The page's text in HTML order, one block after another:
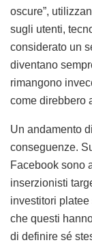
oscure”,
sugli utenti,
considerato un
diventano
rimangono
come direbbero
Un andamento
conseguenze.
Facebook sono
inserzionisti
investitori
che questi
di definire sé